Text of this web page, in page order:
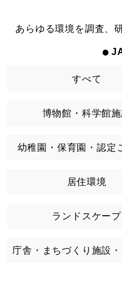
あらゆる環境を調査、
すべて
博物館・科学館
幼稚園・保育園・認定
居住環境
ランドスケープ
庁舎・まちづくり施設